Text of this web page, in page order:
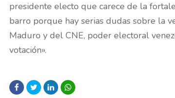
presidente electo que carece de la
barro porque hay serias dudas sobre la
Maduro y del CNE, poder electoral
votación».